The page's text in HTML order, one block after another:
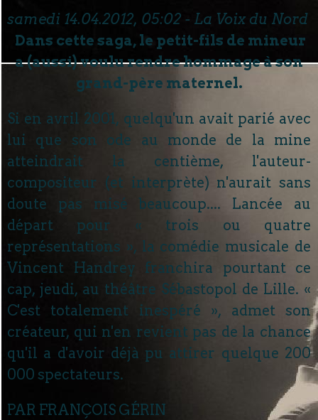
samedi 14.04.2012, 05:02 - La Voix du Nord
Dans cette saga, le petit-fils de mineur
a (aussi) voulu rendre hommage à son
grand-père maternel.
Si en avril 2001, quelqu'un avait parié avec
lui que son ode au monde de la mine
atteindrait la centième, l'auteur-
compositeur (et interprète) n'aurait sans
doute pas misé beaucoup.... Lancée au
départ pour « trois ou quatre
représentations », la comédie musicale de
Vincent Handrey franchira pourtant ce
cap, jeudi, au théâtre Sébastopol de Lille. «
C'est totalement inespéré », admet son
créateur, qui n'en revient pas de la chance
qu'il a d'avoir déjà pu attirer quelque 200
000 spectateurs.
PAR FRANÇOIS GÉRIN